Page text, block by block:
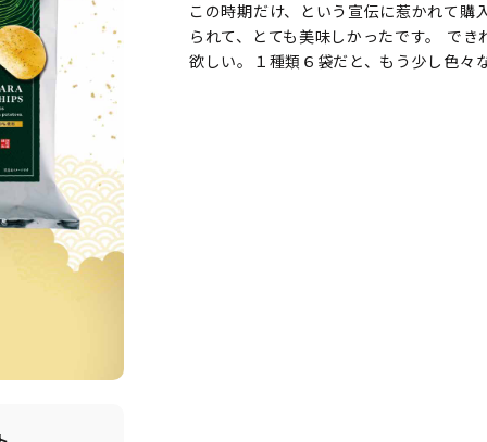
この時期だけ、という宣伝に惹かれて
られて、とても美味しかったです。 で
欲しい。１種類６袋だと、もう少し色々